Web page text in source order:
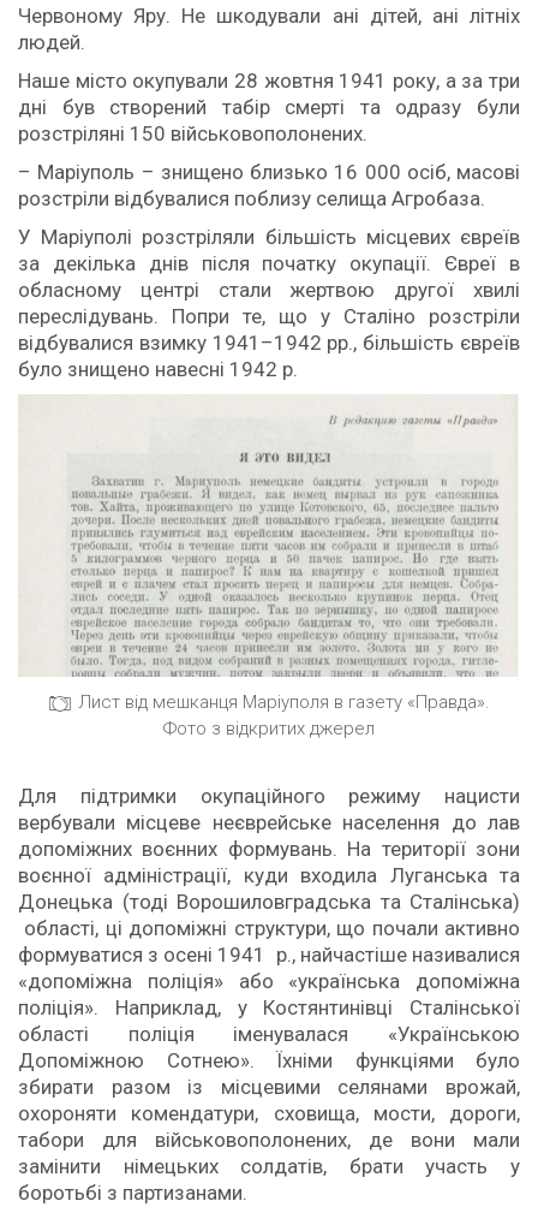
Червоному Яру. Не шкодували ані дітей, ані літніх
людей.
Наше місто окупували 28 жовтня 1941 року, а за три
дні був створений табір смерті та одразу були
розстріляні 150 військовополонених.
– Маріуполь – знищено близько 16 000 осіб, масові
розстріли відбувалися поблизу селища Агробаза.
У Маріуполі розстріляли більшість місцевих євреїв
за декілька днів після початку окупації. Євреї в
обласному центрі стали жертвою другої хвилі
переслідувань. Попри те, що у Сталіно розстріли
відбувалися взимку 1941–1942 рр., більшість євреїв
було знищено навесні 1942 р.
Лист від мешканця Маріуполя в газету «Правда».
Фото з відкритих джерел
Для підтримки окупаційного режиму нацисти
вербували місцеве неєврейське населення до лав
допоміжних воєнних формувань. На території зони
воєнної адміністрації, куди входила Луганська та
Донецька (тоді Ворошиловградська та Сталінська)
області, ці допоміжні структури, що почали активно
формуватися з осені 1941 р., найчастіше називалися
«допоміжна поліція» або «українська допоміжна
поліція». Наприклад, у Костянтинівці Сталінської
області поліція іменувалася «Українською
Допоміжною Сотнею». Їхніми функціями було
збирати разом із місцевими селянами врожай,
охороняти комендатури, сховища, мости, дороги,
табори для військовополонених, де вони мали
замінити німецьких солдатів, брати участь у
боротьбі з партизанами.